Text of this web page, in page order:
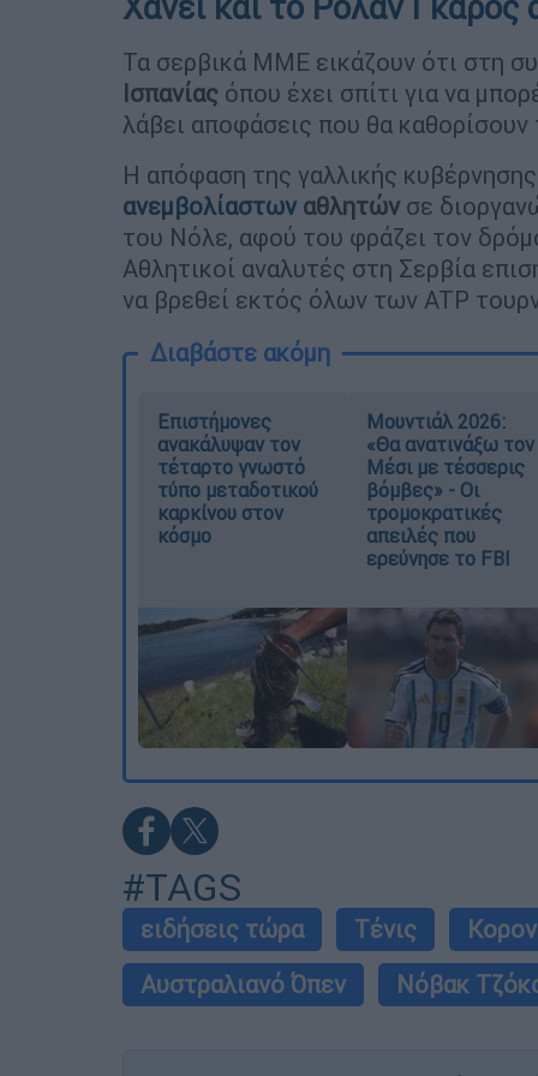
Τα σερβικά ΜΜΕ εικάζουν ότι στη
Ισπανίας όπου έχει σπίτι για να
λάβει αποφάσεις που θα καθορίσουν
Η απόφαση της γαλλικής
ανεμβολίαστωναθλητών σε
του Νόλε, αφού του φράζει τον
Αθλητικοί αναλυτές στη Σερβία
να βρεθεί εκτός όλων των ATP
Διαβάστε ακόμη
Επιστήμονες
ανακάλυψαν τον
τέταρτο γνωστό
τύπο μεταδοτικού
καρκίνου στον
κόσμο
Μουντιάλ 2026:
«Θα ανατινάξω τον
Μέσι με τέσσερις
βόμβες» - Οι
τρομοκρατικές
απειλές που
ερεύνησε το FBI
#TAGS
ειδήσεις τώρα Τένις
Αυστραλιανό Όπεν
Νόβακ